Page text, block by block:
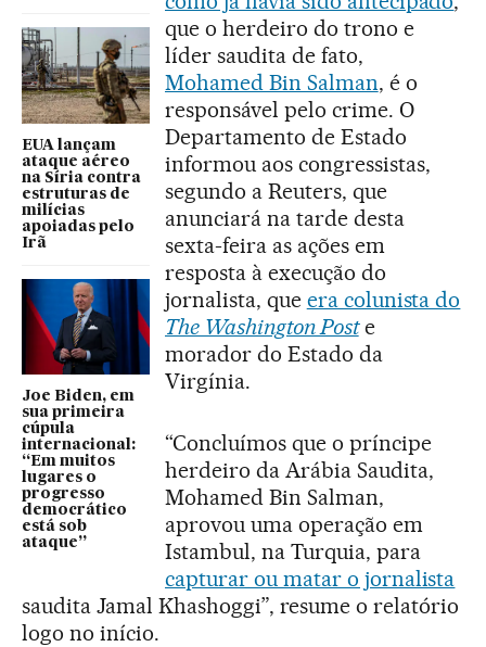
EUA lançam
ataque aéreo
na Síria contra
estruturas de
milícias
apoiadas pelo
Irã
Joe Biden, em
sua primeira
cúpula
internacional:
“Em muitos
lugares o
progresso
democrático
está sob
ataque”
que o herdeiro do trono e
líder saudita de fato,
Mohamed Bin Salman, é o
responsável pelo crime. O
Departamento de Estado
informou aos congressistas,
segundo a Reuters, que
anunciará na tarde desta
sexta-feira as ações em
resposta à execução do
jornalista, que era colunista do
The Washington Poste
morador do Estado da
Virgínia.
“Concluímos que o príncipe
herdeiro da Arábia Saudita,
Mohamed Bin Salman,
aprovou uma operação em
Istambul, na Turquia, para
capturar ou matar o jornalista
saudita Jamal Khashoggi”, resume o relatório
logo no início.